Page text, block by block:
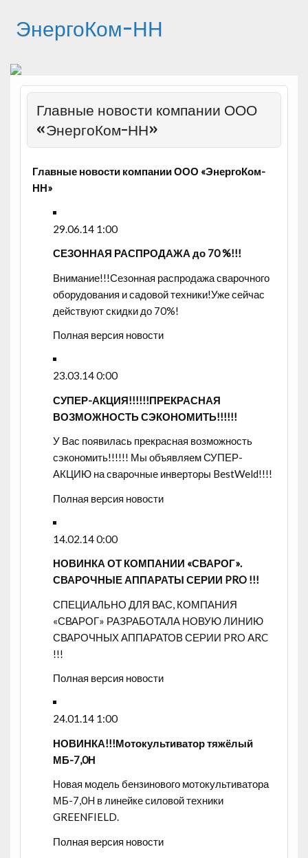
ЭнергоКом-НН
Главные новости компании ООО
«ЭнергоКом-НН»
Главные новости компании ООО «ЭнергоКом-
НН»
29.06.14 1:00
СЕЗОННАЯ РАСПРОДАЖА до 70 %!!!
Внимание!!!Сезонная распродажа сварочного
оборудования и садовой техники!Уже сейчас
действуют скидки до 70%!
Полная версия новости
23.03.14 0:00
СУПЕР-АКЦИЯ!!!!!!ПРЕКРАСНАЯ
ВОЗМОЖНОСТЬ СЭКОНОМИТЬ!!!!!!
У Вас появилась прекрасная возможность
сэкономить!!!!!! Мы объявляем СУПЕР-
АКЦИЮ на сварочные инверторы BestWeld!!!!
Полная версия новости
14.02.14 0:00
НОВИНКА ОТ КОМПАНИИ «СВАРОГ».
СВАРОЧНЫЕ АППАРАТЫ СЕРИИ PRO !!!
СПЕЦИАЛЬНО ДЛЯ ВАС, КОМПАНИЯ
«СВАРОГ» РАЗРАБОТАЛА НОВУЮ ЛИНИЮ
СВАРОЧНЫХ АППАРАТОВ СЕРИИ PRO ARC
!!!
Полная версия новости
24.01.14 1:00
НОВИНКА!!!Мотокультиватор тяжёлый
МБ-7,0Н
Новая модель бензинового мотокультиватора
МБ-7,0H в линейке силовой техники
GREENFIELD.
Полная версия новости